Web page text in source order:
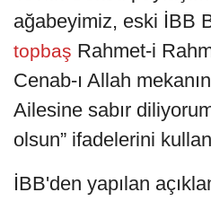
ağabeyimiz, eski İBB
topbaş Rahmet-i
Cenab-ı Allah
Ailesine sabır
olsun” ifadelerini
İBB'den yapılan